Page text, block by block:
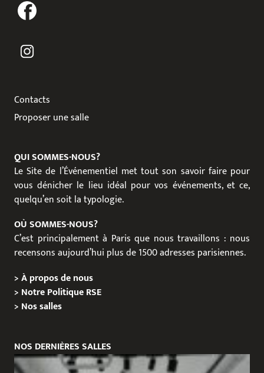
Contacts
Proposer une salle
QUI SOMMES-NOUS?
Le Site de l’Événementiel met tout son savoir faire pour
vous dénicher le lieu idéal pour vos événements, et ce,
quelqu’en soit la typologie.
OÙ SOMMES-NOUS?
C’est principalement à Paris que nous travaillons : nous
recensons aujourd’hui plus de 1500 adresses parisiennes.
>À propos de nous
> Notre Politique RSE
> Nos salles
NOS DERNIÈRES SALLES